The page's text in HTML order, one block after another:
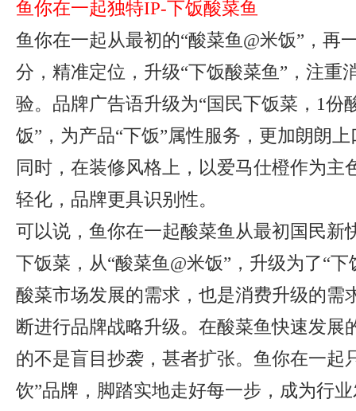
鱼你在一起独特IP-下饭酸菜鱼
鱼你在一起从最初的“酸菜鱼@米饭”，再
分，精准定位，升级“下饭酸菜鱼”，注重
验。品牌广告语升级为“国民下饭菜，1份
饭”，为产品“下饭”属性服务，更加朗朗
同时，在装修风格上，以爱马仕橙作为主
轻化，品牌更具识别性。
可以说，鱼你在一起酸菜鱼从最初国民新
下饭菜，从“酸菜鱼@米饭”，升级为了“
酸菜市场发展的需求，也是消费升级的需
断进行品牌战略升级。在酸菜鱼快速发展
的不是盲目抄袭，甚者扩张。鱼你在一起
饮”品牌，脚踏实地走好每一步，成为行